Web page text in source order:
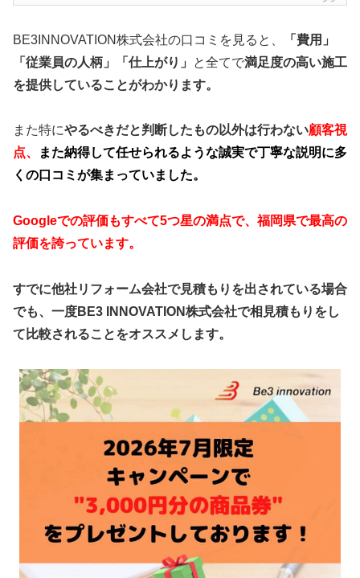
BE3INNOVATION株式会社の口コミを見ると、
「費用」
「従業員の人柄」「仕上がり」
と全てで満足度の高い施工
を提供していることがわかります。
また特にやるべきだと判断したもの以外は行わない顧客視
点、
また納得して任せられるような誠実で丁寧な説明に多
くの口コミが集まっていました。
Googleでの評価もすべて5つ星の満点で、福岡県で最高の
評価を誇っています。
すでに他社リフォーム会社で見積もりを出されている場合
でも、一度BE3 INNOVATION株式会社で相見積もりをし
て比較されることをオススメします。